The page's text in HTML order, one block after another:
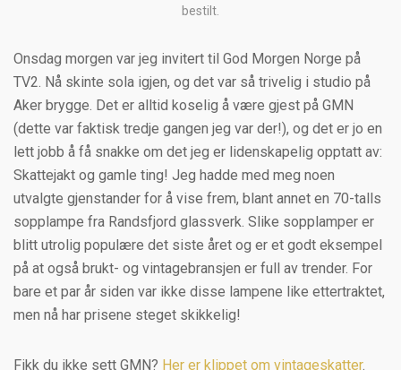
bestilt.
Onsdag morgen var jeg invitert til God Morgen Norge på
TV2. Nå skinte sola igjen, og det var så trivelig i studio på
Aker brygge. Det er alltid koselig å være gjest på GMN
(dette var faktisk tredje gangen jeg var der!), og det er jo en
lett jobb å få snakke om det jeg er lidenskapelig opptatt av:
Skattejakt og gamle ting! Jeg hadde med meg noen
utvalgte gjenstander for å vise frem, blant annet en 70-talls
sopplampe fra Randsfjord glassverk. Slike sopplamper er
blitt utrolig populære det siste året og er et godt eksempel
på at også brukt- og vintagebransjen er full av trender. For
bare et par år siden var ikke disse lampene like ettertraktet,
men nå har prisene steget skikkelig!
Fikk du ikke sett GMN? Her er klippet om vintageskatter.